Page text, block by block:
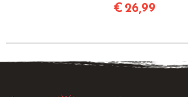
€ 26,99